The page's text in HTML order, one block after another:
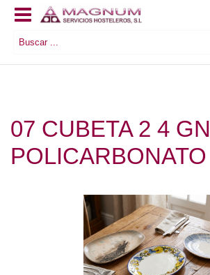
07 CUBETA 2 4 GN
POLICARBONATO